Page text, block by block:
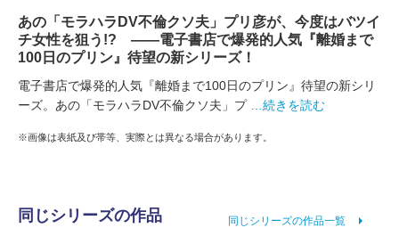
あの「モラハラDV不倫クソ夫」プリ彦が、今度はバツイ
チ女性を狙う!? ――電子書店で爆発的人気『離婚まで
100日のプリン』待望の新シリーズ！
電子書店で爆発的人気『離婚まで100日のプリン』待望の新シリ
ーズ。あの「モラハラDV不倫クソ夫」プ
…続きを読む
※画像は表紙及び帯等、実際とは異なる場合があります。
同じシリーズの作品 同じシリーズの作品一覧